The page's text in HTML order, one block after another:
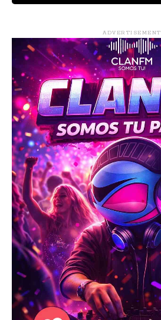
ADVERTISEMENT